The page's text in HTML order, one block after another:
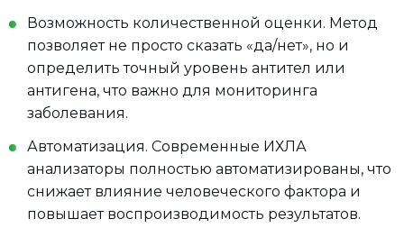
Возможность количественной оценки. Метод
позволяет не просто сказать «да/нет», но и
определить точный уровень антител или
антигена, что важно для мониторинга
заболевания.
Автоматизация. Современные ИХЛА
анализаторы полностью автоматизированы, что
снижает влияние человеческого фактора и
повышает воспроизводимость результатов.